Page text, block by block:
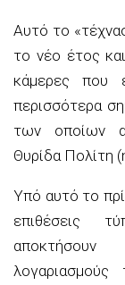
Αυτό το
το νέο έτος
κάμερες που
περισσότερα
των οποίων
Θυρίδα Πολίτη
Υπό αυτό το
επιθέσεις
αποκτήσουν